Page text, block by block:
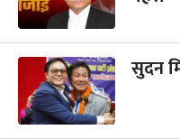
सुदन